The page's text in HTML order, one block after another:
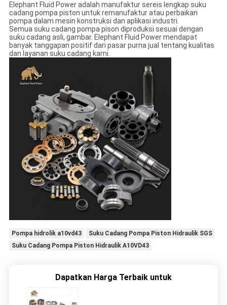
Elephant Fluid Power adalah manufaktur sereis lengkap suku
cadang pompa piston untuk remanufaktur atau perbaikan
pompa dalam mesin konstruksi dan aplikasi industri.
Semua suku cadang pompa pison diproduksi sesuai dengan
suku cadang asli, gambar. Elephant Fluid Power mendapat
banyak tanggapan positif dari pasar purna jual tentang kualitas
dan layanan suku cadang kami.
Pompa hidrolik a10vd43
Suku Cadang Pompa Piston Hidraulik SGS
Suku Cadang Pompa Piston Hidraulik A10VD43
Dapatkan Harga Terbaik untuk